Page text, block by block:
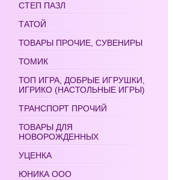
СТЕП ПАЗЛ
ТАТОЙ
ТОВАРЫ ПРОЧИЕ, СУВЕНИРЫ
ТОМИК
ТОП ИГРА, ДОБРЫЕ ИГРУШКИ,
ИГРИКО (НАСТОЛЬНЫЕ ИГРЫ)
ТРАНСПОРТ ПРОЧИЙ
ТОВАРЫ ДЛЯ
НОВОРОЖДЕННЫХ
УЦЕНКА
ЮНИКА ООО